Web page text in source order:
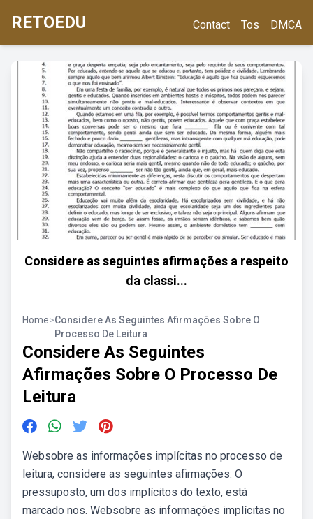
RETOEDU Contact Tos DMCA
Considere as seguintes afirmações a respeito
da classi...
Home>Considere As Seguintes Afirmações Sobre O
Processo De Leitura
Considere As Seguintes
Afirmações Sobre O Processo De
Leitura
Websobre as informações implícitas no processo de
leitura, considere as seguintes afirmações: O
pressuposto, um dos implícitos do texto, está
marcado nos. Websobre as informações implícitas no